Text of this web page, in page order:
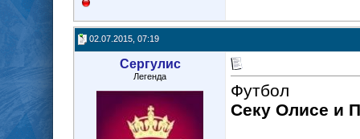
02.07.2015, 07:19
Сергулис
Легенда
Футбол
Секу Олисе и